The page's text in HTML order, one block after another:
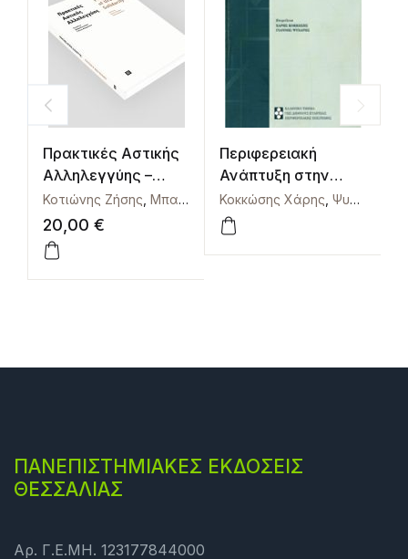
Πρακτικές Αστικής
Αλληλεγγύης –
Practices of Urban
Solidarity
Κοτιώνης Ζήσης Μπαρκούτα Ιωάννα
20,00 €
Περιφερειακή
Ανάπτυξη στην
Ελλάδα – Τάσεις και
Προοπτικές
Κοκκώσης Χάρης Ψυχάρης Ιωάννης
ΠΑΝΕΠΙΣΤΗΜΙΑΚΕΣ ΕΚΔΟΣΕΙΣ
ΘΕΣΣΑΛΙΑΣ
Αρ. Γ.Ε.ΜΗ. 123177844000